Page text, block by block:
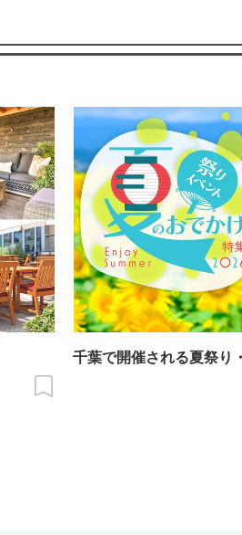
千葉で開催される夏祭り